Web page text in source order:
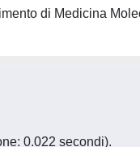
di Medicina
0.022 secondi).